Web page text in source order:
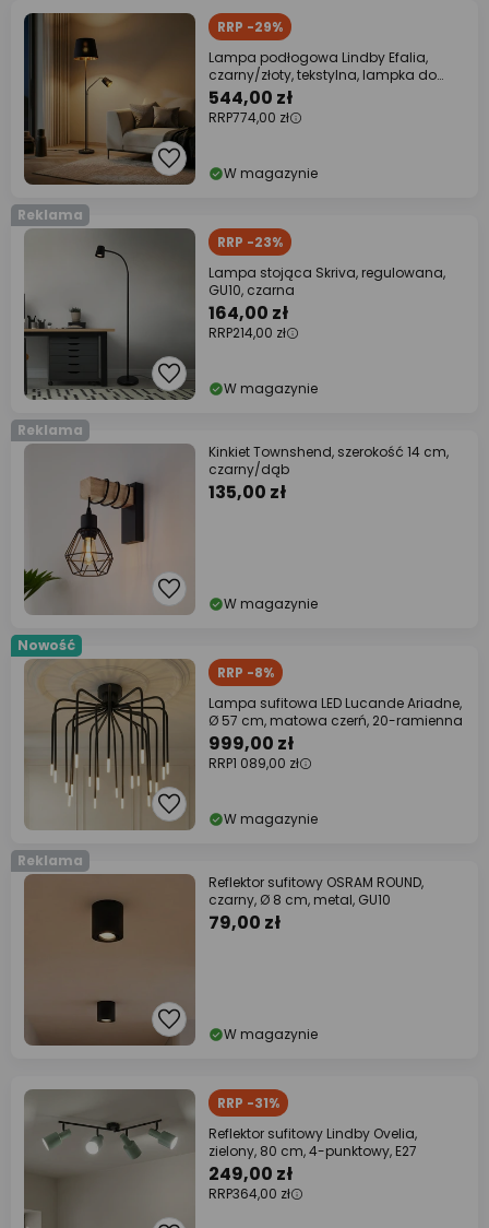
RRP -29%
Lampa podłogowa Lindby Efalia,
czarny/złoty, tekstylna, lampka do
czytania
544,00 zł
RRP774,00 zł
W magazynie
Reklama
RRP -23%
Lampa stojąca Skriva, regulowana,
GU10, czarna
164,00 zł
RRP214,00 zł
W magazynie
Reklama
Kinkiet Townshend, szerokość 14 cm,
czarny/dąb
135,00 zł
W magazynie
Nowość
RRP -8%
Lampa sufitowa LED Lucande Ariadne,
Ø 57 cm, matowa czerń, 20-ramienna
999,00 zł
RRP1 089,00 zł
W magazynie
Reklama
Reflektor sufitowy OSRAM ROUND,
czarny, Ø 8 cm, metal, GU10
79,00 zł
W magazynie
RRP -31%
Reflektor sufitowy Lindby Ovelia,
zielony, 80 cm, 4-punktowy, E27
249,00 zł
RRP364,00 zł